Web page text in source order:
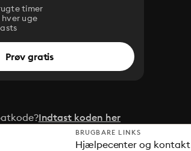
timer
hver uge
Prøv gratis
Indtast koden her
BRUGBARE LINKS
Hjælpecenter og kontakt